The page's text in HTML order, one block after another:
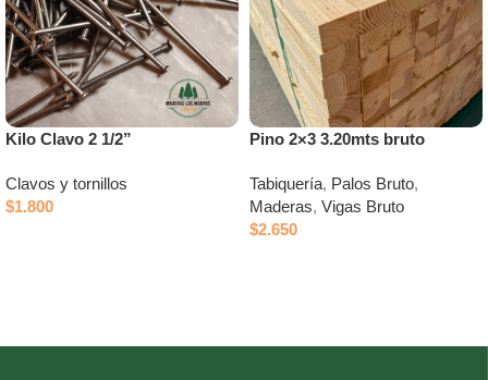
Kilo Clavo 2 1/2”
Clavos y tornillos
$1.800
Pino 2×3 3.20mts bruto
Tabiquería, Palos Bruto,
Maderas, Vigas Bruto
$2.650